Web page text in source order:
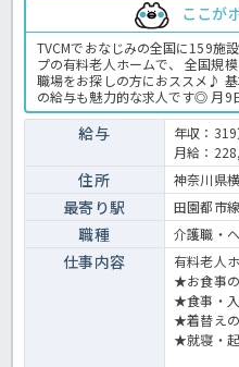
ここが
TVCMでおなじみの全国に159施
プの有料老人ホームで、 全国規
職場をお探しの方におススメ♪
の給与も魅力的な求人です◎ 月9
200円で利用可能な社内食もう
介護までお問い合わせください
です。 ＜介護職 正職員 有料老
給与
年収：
月給：
住所 神奈川県
最寄り駅 田園都市
職種 介護職・
仕事内容
有料老人
★お食事
★食事・
★着替え
★就寝・